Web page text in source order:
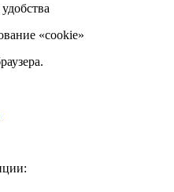
«cookie»